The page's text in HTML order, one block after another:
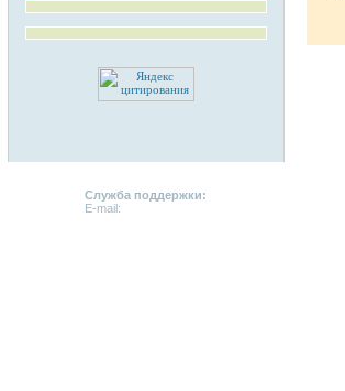
Служба поддержки:
E-mail: